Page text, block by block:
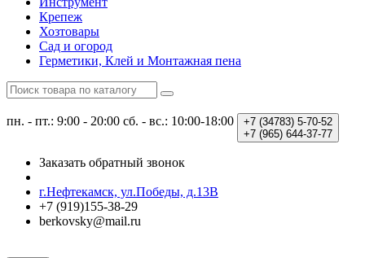
Крепеж
Хозтовары
Сад и огород
Герметики, Клей и Монтажная пена
пн. - пт.: 9:00 - 20:00 сб. - вс.: 10:00-18:00 +7 (34783) 5-70-52
+7 (965) 644-37-77
Заказать обратный звонок
г.Нефтекамск, ул.Победы, д.13В
+7 (919)155-38-29
berkovsky@mail.ru